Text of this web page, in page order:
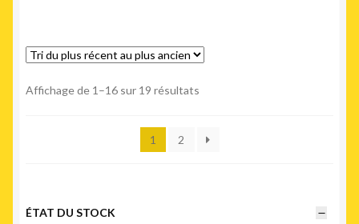
Affichage de 1–16 sur 19 résultats
récent
1 2
ÉTAT DU STOCK